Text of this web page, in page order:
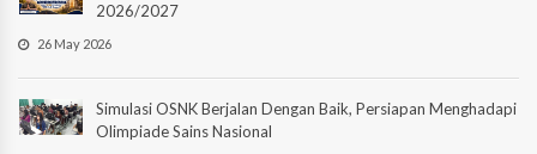
2026/2027
26 May 2026
Simulasi OSNK Berjalan Dengan Baik, Persiapan Menghadapi
Olimpiade Sains Nasional